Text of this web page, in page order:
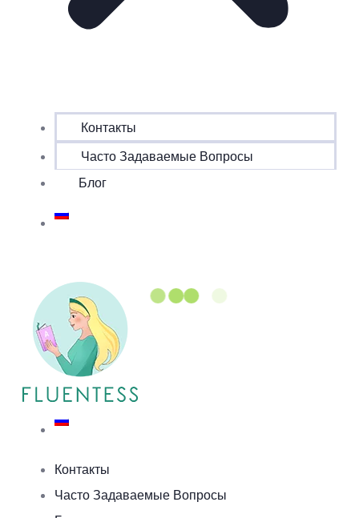
Контакты
Часто Задаваемые Вопросы
Блог
Контакты
Часто Задаваемые Вопросы